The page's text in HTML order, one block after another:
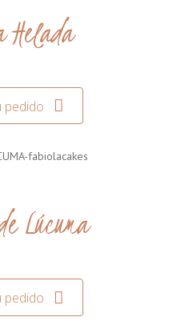
pedido
Lúcuma
pedido